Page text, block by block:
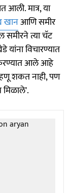
आली. मात्र, या
खानआणि समीर
समीरने त्या चॅट
विचारण्यात
करण्यात आले आहे
शकत नाही, पण
मिळाले'.